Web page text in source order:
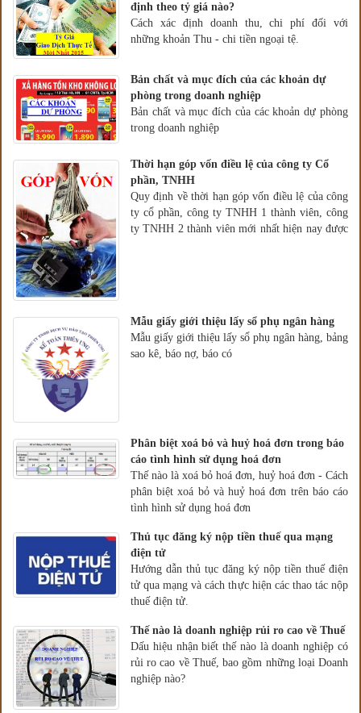
định theo tỷ giá nào?
Cách xác định doanh thu, chi phí đối với
những khoản Thu - chi tiền ngoại tệ.
Bản chất và mục đích của các khoản dự
phòng trong doanh nghiệp
Bản chất và mục đích của các khoản dự phòng
trong doanh nghiệp
Thời hạn góp vốn điều lệ của công ty Cổ
phần, TNHH
Quy định về thời hạn góp vốn điều lệ của công
ty cổ phần, công ty TNHH 1 thành viên, công
ty TNHH 2 thành viên mới nhất hiện nay được
Mẫu giấy giới thiệu lấy sổ phụ ngân hàng
Mẫu giấy giới thiệu lấy sổ phụ ngân hàng, bảng
sao kê, báo nợ, báo có
Phân biệt xoá bỏ và huỷ hoá đơn trong báo
cáo tình hình sử dụng hoá đơn
Thế nào là xoá bỏ hoá đơn, huỷ hoá đơn - Cách
phân biệt xoá bỏ và huỷ hoá đơn trên báo cáo
tình hình sử dụng hoá đơn
Thủ tục đăng ký nộp tiền thuế qua mạng
điện tử
Hướng dẫn thủ tục đăng ký nộp tiền thuế điện
tử qua mạng và cách thực hiện các thao tác nộp
thuế điện tử.
Thế nào là doanh nghiệp rủi ro cao về Thuế
Dấu hiệu nhận biết thế nào là doanh nghiệp có
rủi ro cao về Thuế, bao gồm những loại Doanh
nghiệp nào?